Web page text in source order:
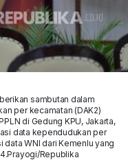
sambutan dalam
per kecamatan (DAK2)
di Gedung KPU, Jakarta,
data kependudukan per
WNI dari Kemenlu yang
Republika